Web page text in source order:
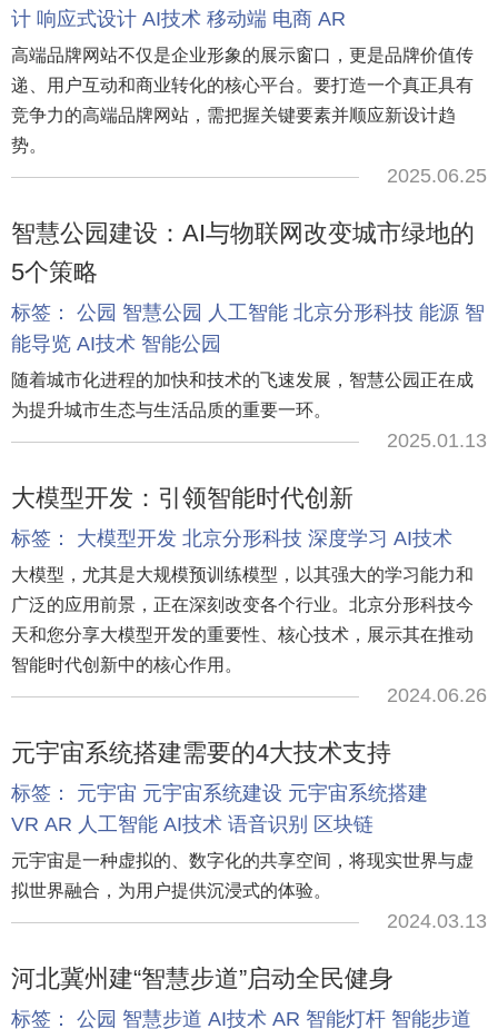
计 响应式设计 AI技术 移动端 电商 AR
高端品牌网站不仅是企业形象的展示窗口，更是品牌价值传
递、用户互动和商业转化的核心平台。要打造一个真正具有
竞争力的高端品牌网站，需把握关键要素并顺应新设计趋
势。
2025.06.25
智慧公园建设：AI与物联网改变城市绿地的
5个策略
标签： 公园 智慧公园 人工智能 北京分形科技 能源 智
能导览 AI技术 智能公园
随着城市化进程的加快和技术的飞速发展，智慧公园正在成
为提升城市生态与生活品质的重要一环。
2025.01.13
大模型开发：引领智能时代创新
标签： 大模型开发 北京分形科技 深度学习 AI技术
大模型，尤其是大规模预训练模型，以其强大的学习能力和
广泛的应用前景，正在深刻改变各个行业。北京分形科技今
天和您分享大模型开发的重要性、核心技术，展示其在推动
智能时代创新中的核心作用。
2024.06.26
元宇宙系统搭建需要的4大技术支持
标签： 元宇宙 元宇宙系统建设 元宇宙系统搭建
VR AR 人工智能 AI技术 语音识别 区块链
元宇宙是一种虚拟的、数字化的共享空间，将现实世界与虚
拟世界融合，为用户提供沉浸式的体验。
2024.03.13
河北冀州建“智慧步道”启动全民健身
标签： 公园 智慧步道 AI技术 AR 智能灯杆 智能步道